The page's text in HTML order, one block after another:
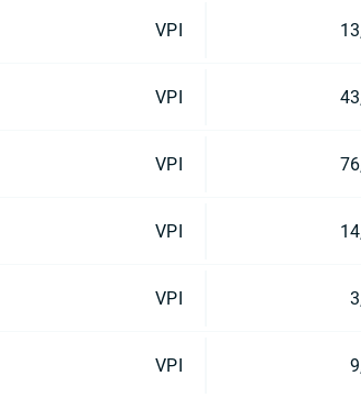
VPI
VPI
VPI
VPI
VPI
VPI